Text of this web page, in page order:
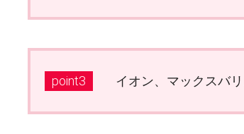
point3 イオン、マックスバ